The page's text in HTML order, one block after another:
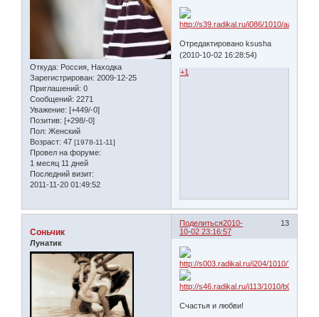
Откуда: Россия, Находка
Зарегистрирован: 2009-12-25
Приглашений: 0
Сообщений: 2271
Уважение: [+449/-0]
Позитив: [+298/-0]
Пол: Женский
Возраст: 47 [1978-11-11]
Провел на форуме:
1 месяц 11 дней
Последний визит:
2011-11-20 01:49:52
Отредактировано ksusha
(2010-10-02 16:28:54)
+1
Поделиться 13
2010-
10-02 23:16:57
Соньчик
Лунатик
Счастья и любви!